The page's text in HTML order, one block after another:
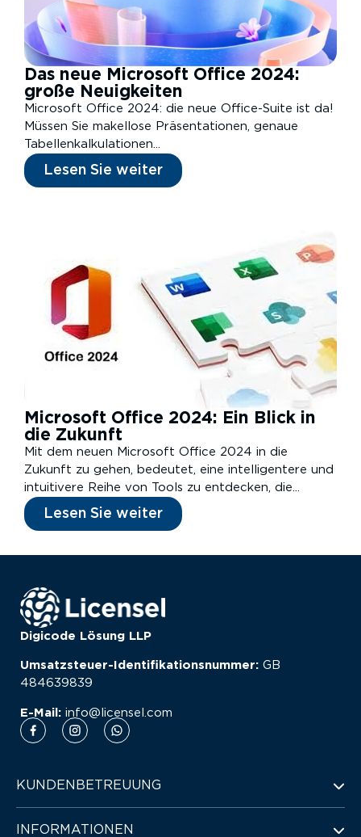
Das neue Microsoft Office 2024:
große Neuigkeiten
Microsoft Office 2024: die neue Office-Suite ist da!
Müssen Sie makellose Präsentationen, genaue
Tabellenkalkulationen...
Lesen Sie weiter
Microsoft Office 2024: Ein Blick in
die Zukunft
Mit dem neuen Microsoft Office 2024 in die
Zukunft zu gehen, bedeutet, eine intelligentere und
intuitivere Reihe von Tools zu entdecken, die...
Lesen Sie weiter
Digicode Lösung LLP
Umsatzsteuer-Identifikationsnummer: GB
484639839
E-Mail: info@licensel.com
KUNDENBETREUUNG
INFORMATIONEN